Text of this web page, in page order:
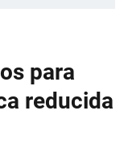
para
reducida